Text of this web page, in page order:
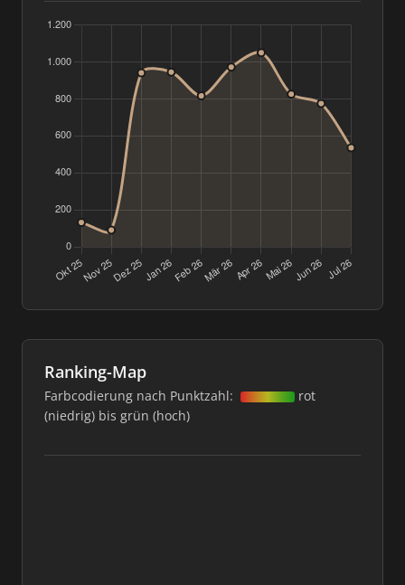
Ranking-Map
Farbcodierung nach Punktzahl:
rot
(niedrig) bis grün (hoch)